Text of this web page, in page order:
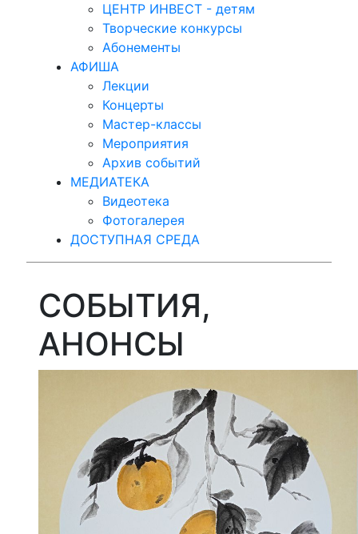
ЦЕНТР ИНВЕСТ - детям
Творческие конкурсы
Абонементы
АФИША
Лекции
Концерты
Мастер-классы
Мероприятия
Архив событий
МЕДИАТЕКА
Видеотека
Фотогалерея
ДОСТУПНАЯ СРЕДА
СОБЫТИЯ,
АНОНСЫ